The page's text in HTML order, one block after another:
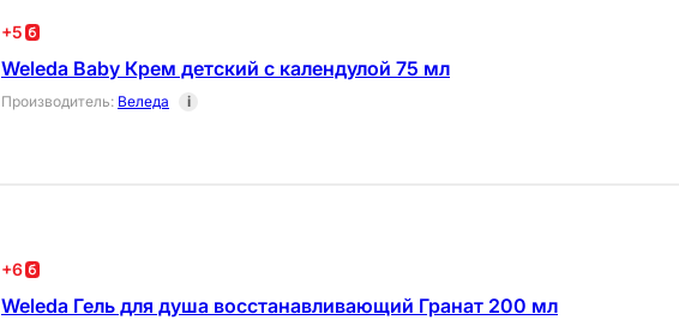
+5
Weleda Baby Крем детский с календулой 75 мл
Производитель: Веледа i
+6
Weleda Гель для душа восстанавливающий Гранат 200 мл